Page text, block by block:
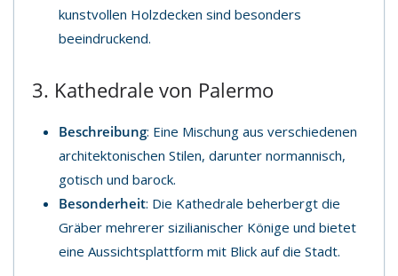
kunstvollen Holzdecken sind besonders
beeindruckend.
3. Kathedrale von Palermo
Beschreibung: Eine Mischung aus verschiedenen
architektonischen Stilen, darunter normannisch,
gotisch und barock.
Besonderheit: Die Kathedrale beherbergt die
Gräber mehrerer sizilianischer Könige und bietet
eine Aussichtsplattform mit Blick auf die Stadt.